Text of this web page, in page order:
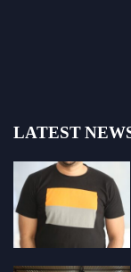
LATEST